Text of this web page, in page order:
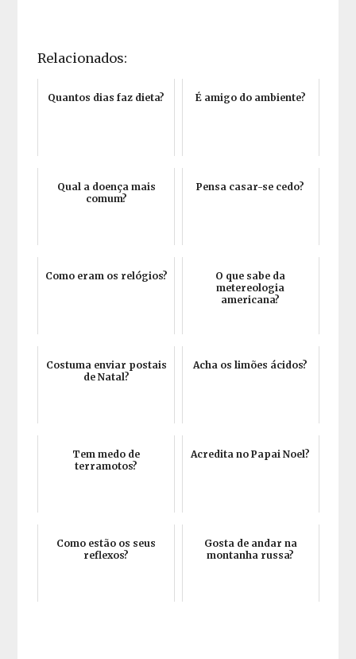
Relacionados:
Quantos dias faz dieta? É amigo do ambiente?
Qual a doença mais
comum?
Pensa casar-se cedo?
Como eram os relógios?
O que sabe da
metereologia
americana?
Costuma enviar postais
de Natal?
Acha os limões ácidos?
Tem medo de
terramotos?
Acredita no Papai Noel?
Como estão os seus
reflexos?
Gosta de andar na
montanha russa?